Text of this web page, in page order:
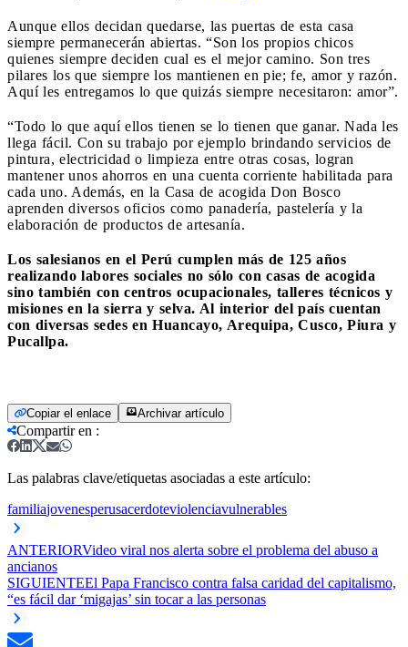
Aunque ellos decidan quedarse, las puertas de esta casa
siempre permanecerán abiertas. “Son los propios chicos
quienes siempre deciden cual es el mejor camino. Son tres
pilares los que siempre los mantienen en pie; fe, amor y razón.
Aquí les entregamos lo que quizás siempre necesitaron: amor”.
“Todo lo que aquí ellos tienen se lo tienen que ganar. Nada les
llega fácil. Con su trabajo por ejemplo brindando servicios de
pintura, electricidad o limpieza entre otras cosas, logran
mantener unos ahorros en una cuenta corriente habilitada para
cada uno. Además, en la Casa de acogida Don Bosco
aprenden diversos oficios como panadería, pastelería y la
elaboración de productos de artesanía.
Los salesianos en el Perú cumplen más de 125 años
realizando labores sociales no sólo con casas de acogida
sino también con centros ocupacionales, talleres técnicos y
misiones en la sierra y selva. Al interior del país cuentan
con diversas sedes en Huancayo, Arequipa, Cusco, Piura y
Pucallpa.
Copiar el enlace Archivar artículo
Compartir en :
Las palabras clave/etiquetas asociadas a este artículo:
familiajovenesperusacerdoteviolenciavulnerables
ANTERIORVideo viral nos alerta sobre el problema del abuso a
ancianos
SIGUIENTEEl Papa Francisco contra falsa caridad del capitalismo,
“es fácil dar ‘migajas’ sin tocar a las personas